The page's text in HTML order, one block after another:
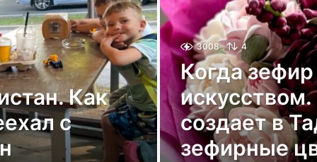
Как
с
3008 4
Когда
создает в
зефирные